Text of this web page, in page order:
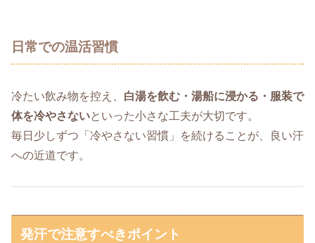
日常での温活習慣
冷たい飲み物を控え、 白湯を飲む・湯船に浸かる・服装で
体を冷やさないといった小さな工夫が大切です。
毎日少しずつ「冷やさない習慣」を続けることが、良い汗
への近道です。
発汗で注意すべきポイント